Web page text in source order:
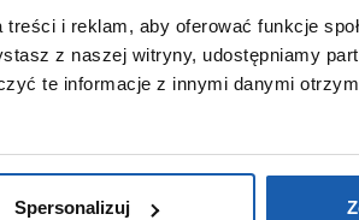
i reklam, aby oferować funkcje
z naszej witryny, udostępniamy
te informacje z innymi danymi
Spersonalizuj
UŻYTKOWNICZKO
w celach analitycznych, statystycznych
tym aby analizować ruch w tej witrynie,
oraz zapamiętywać Twoje preferencje.
PRZEJDŹ DO SERWISU